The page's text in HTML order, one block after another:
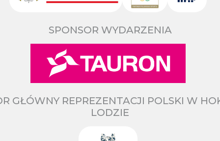
SPONSOR WYDARZENIA
GŁÓWNY REPREZENTACJI POLSKI W
LODZIE